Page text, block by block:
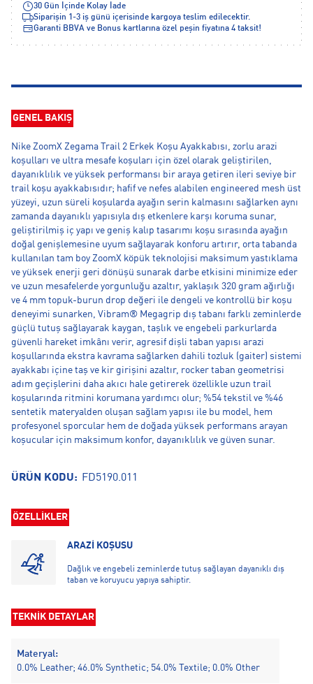
30 Gün İçinde Kolay İade
Siparişin 1-3 iş günü içerisinde kargoya teslim edilecektir.
Garanti BBVA ve Bonus kartlarına özel peşin fiyatına 4 taksit!
GENEL BAKIŞ
Nike ZoomX Zegama Trail 2 Erkek Koşu Ayakkabısı, zorlu arazi
koşulları ve ultra mesafe koşuları için özel olarak geliştirilen,
dayanıklılık ve yüksek performansı bir araya getiren ileri seviye bir
trail koşu ayakkabısıdır; hafif ve nefes alabilen engineered mesh üst
yüzeyi, uzun süreli koşularda ayağın serin kalmasını sağlarken aynı
zamanda dayanıklı yapısıyla dış etkenlere karşı koruma sunar,
geliştirilmiş iç yapı ve geniş kalıp tasarımı koşu sırasında ayağın
doğal genişlemesine uyum sağlayarak konforu artırır, orta tabanda
kullanılan tam boy ZoomX köpük teknolojisi maksimum yastıklama
ve yüksek enerji geri dönüşü sunarak darbe etkisini minimize eder
ve uzun mesafelerde yorgunluğu azaltır, yaklaşık 320 gram ağırlığı
ve 4 mm topuk-burun drop değeri ile dengeli ve kontrollü bir koşu
deneyimi sunarken, Vibram® Megagrip dış tabanı farklı zeminlerde
güçlü tutuş sağlayarak kaygan, taşlık ve engebeli parkurlarda
güvenli hareket imkânı verir, agresif dişli taban yapısı arazi
koşullarında ekstra kavrama sağlarken dahili tozluk (gaiter) sistemi
ayakkabı içine taş ve kir girişini azaltır, rocker taban geometrisi
adım geçişlerini daha akıcı hale getirerek özellikle uzun trail
koşularında ritmini korumana yardımcı olur; %54 tekstil ve %46
sentetik materyalden oluşan sağlam yapısı ile bu model, hem
profesyonel sporcular hem de doğada yüksek performans arayan
koşucular için maksimum konfor, dayanıklılık ve güven sunar.
ÜRÜN KODU: FD5190.011
ÖZELLİKLER
ARAZİ KOŞUSU
Dağlık ve engebeli zeminlerde tutuş sağlayan dayanıklı dış
taban ve koruyucu yapıya sahiptir.
TEKNİK DETAYLAR
Materyal:
0.0% Leather; 46.0% Synthetic; 54.0% Textile; 0.0% Other